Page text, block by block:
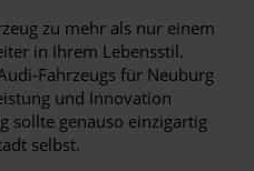
zu mehr als nur einem
in Ihrem Lebensstil.
Fahrzeugs für Neuburg
und Innovation
sollte genauso einzigartig
selbst.